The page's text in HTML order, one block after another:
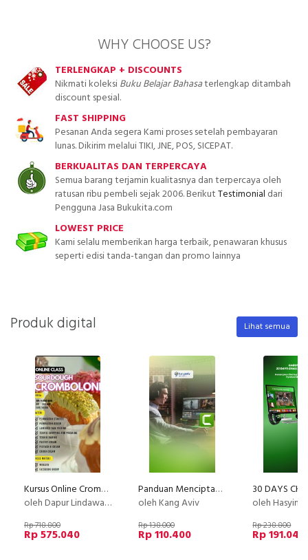
WHY CHOOSE US?
TERLENGKAP + DISCOUNTS
Nikmati koleksiBuku Belajar Bahasaterlengkap ditambah
discount spesial.
FAST SHIPPING
Pesanan Anda segera Kami proses setelah pembayaran
lunas. Dikirim melalui TIKI, JNE, POS, SICEPAT.
BERKUALITAS DAN TERPERCAYA
Semua barang terjamin kualitasnya dan terpercaya oleh
ratusan ribu pembeli sejak 2006. BerikutTestimonial dari
Pengguna Jasa Bukukita.com
LOWEST PRICE
Kami selalu memberikan harga terbaik, penawaran khusus
seperti edisi tanda-tangan dan promo lainnya
Produk digital Lihat semua
Kursus Online Cromboloni PU
oleh Dapur Lindawaty
Rp 718.800
Rp 575.040
Panduan Menciptakan Video Kursus Online Professional
oleh Kang Aviv
Rp 138.000
Rp 110.400
oleh Hasyim
Rp 238.800
Rp 191.040